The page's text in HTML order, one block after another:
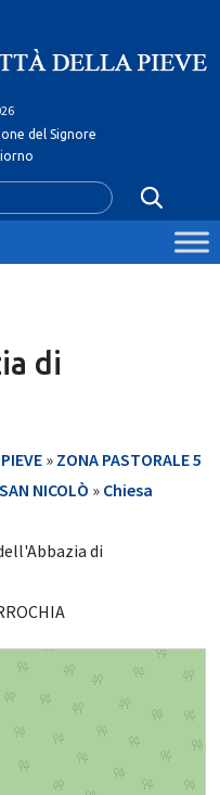
del Signore
di
» ZONA PASTORALE 5
NICOLÒ » Chiesa
di